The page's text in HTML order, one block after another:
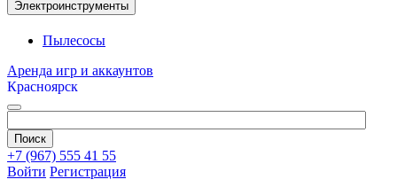
Электроинструменты
Пылесосы
Аренда игр и аккаунтов
Красноярск
+7 (967) 555 41 55
Войти Регистрация